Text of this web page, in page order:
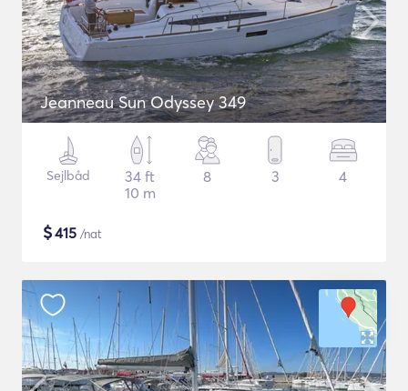
Jeanneau Sun Odyssey 349
Sejlbåd
34 ft
10 m
8 3 4
$415 /nat